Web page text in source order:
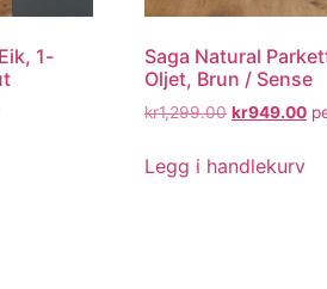
1-
Saga Natural
Oljet, Brun / Sense
kr1,299.00 kr949.00
Legg i handlekurv